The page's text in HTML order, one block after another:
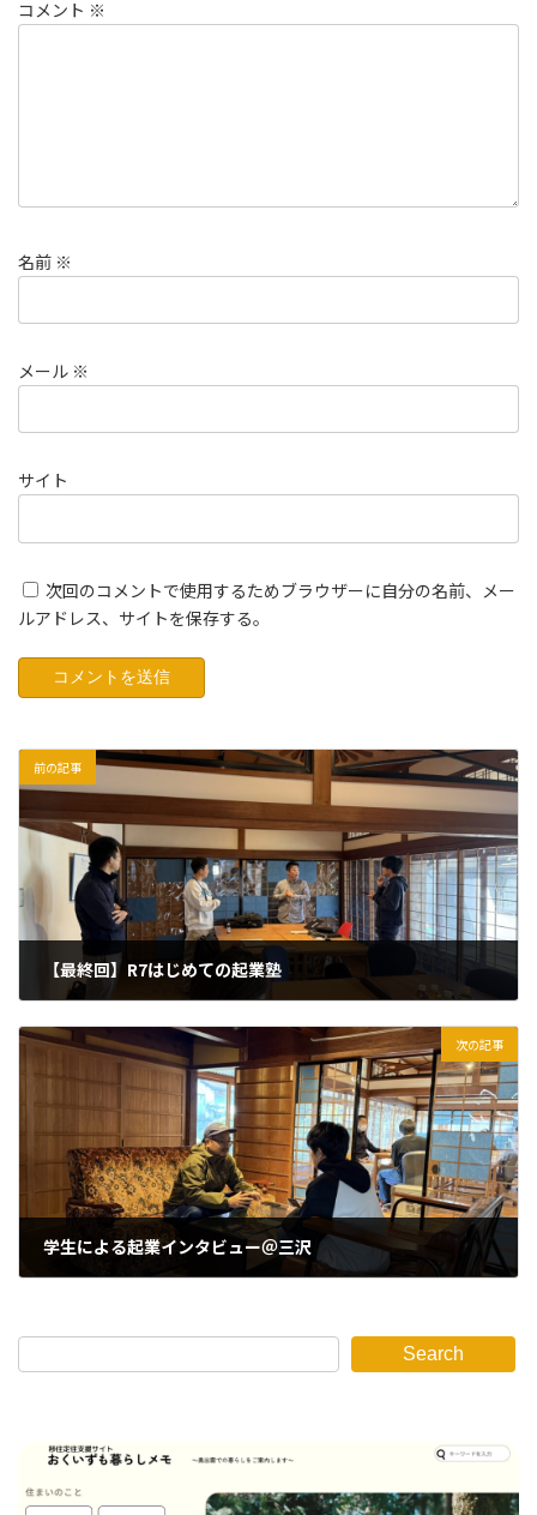
コメント ※
名前 ※
メール ※
サイト
次回のコメントで使用するためブラウザーに自分の名前、メー
ルアドレス、サイトを保存する。
前の記事
【最終回】R7はじめての起業塾
次の記事
学生による起業インタビュー＠三沢
Search